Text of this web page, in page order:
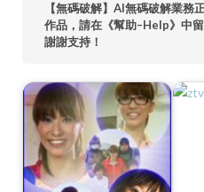
【無碼破解】AI無碼破解業務
作品，請在《幫助–Help》中
謝謝支持！